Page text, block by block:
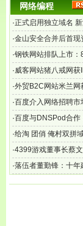
网络编程
·正式启用独立域名
·金山安全合并后首
·钢铁网站排队上市
·威客网站猪八戒网
·外贸B2C网站米兰
·百度介入网络招聘市
·百度与DNSPod合作
·给淘 团俏 俺村双拼
·4399游戏董事长蔡
·落伍者董勤锋：十年